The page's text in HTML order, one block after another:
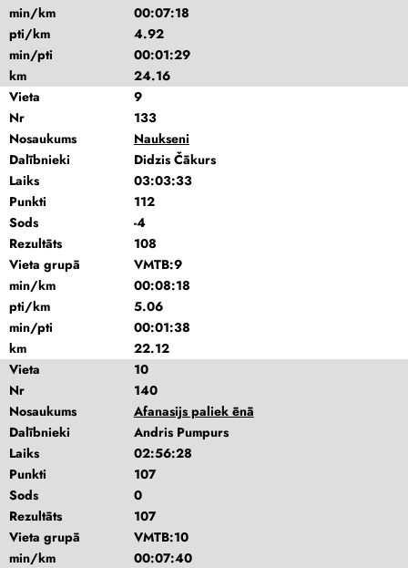
min/km
00:07:18
pti/km
4.92
min/pti
00:01:29
km
24.16
Vieta
9
Nr
133
Nosaukums
Naukseni
Dalībnieki
Didzis Čākurs
Laiks
03:03:33
Punkti
112
Sods
-4
Rezultāts
108
Vieta grupā
VMTB:9
min/km
00:08:18
pti/km
5.06
min/pti
00:01:38
km
22.12
Vieta
10
Nr
140
Nosaukums
Afanasijs paliek ēnā
Dalībnieki
Andris Pumpurs
Laiks
02:56:28
Punkti
107
Sods
0
Rezultāts
107
Vieta grupā
VMTB:10
min/km
00:07:40